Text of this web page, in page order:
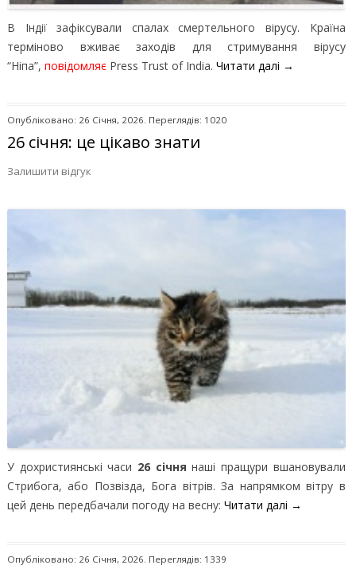
В Індії зафіксували спалах смертельного вірусу. Країна
терміново вживає заходів для стримування вірусу
“Ніпа”, повідомляєPress Trust of India. Читати далі →
Опубліковано: 26 Січня, 2026. Переглядів: 1020
26 січня: це цікаво знати
Залишити відгук
У дохристиянські часи 26 січня наші пращури вшановували
Стрибога, або Позвізда, Бога вітрів. За напрямком вітру в
цей день передбачали погоду на весну: Читати далі →
Опубліковано: 26 Січня, 2026. Переглядів: 1339